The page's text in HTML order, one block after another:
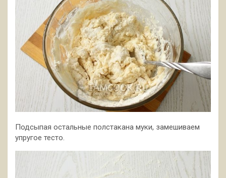
Подсыпая остальные полстакана муки, замешиваем
упругое тесто.